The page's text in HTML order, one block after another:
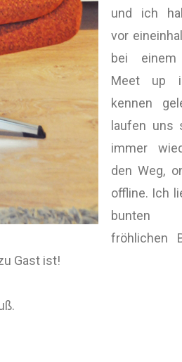
und ich
vor
bei einem
Meet up
kennen
laufen uns
immer
den Weg,
offline. Ich
fröhlichen
Gast ist!